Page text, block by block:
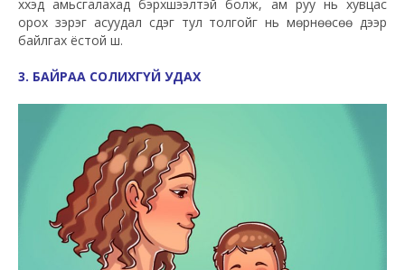
хүүхэд амьсгалахад бэрхшээлтэй болж, ам руу нь хувцас
орох зэрэг асуудал үүсдэг тул толгойг нь мөрнөөсөө дээр
байлгах ёстой шүү.
3. БАЙРАА СОЛИХГҮЙ УДАХ